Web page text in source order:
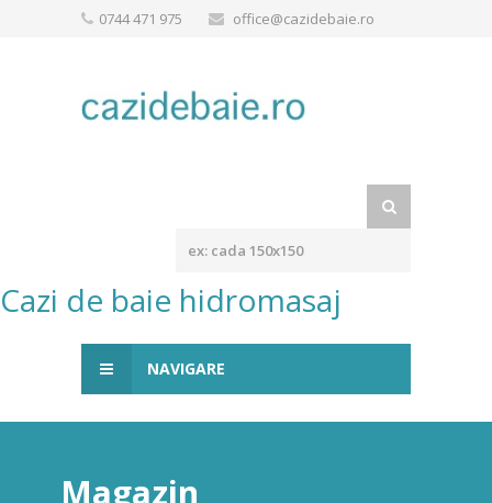
0744 471 975 office@cazidebaie.ro
Cazi de baie hidromasaj
NAVIGARE
Magazin